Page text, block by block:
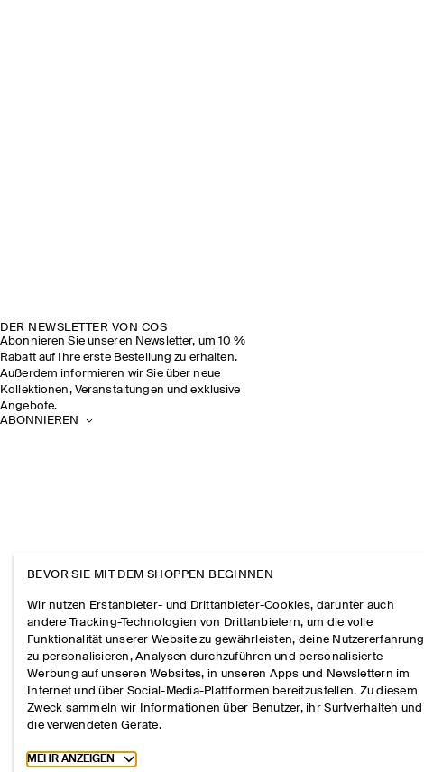
DER NEWSLETTER VON COS
Abonnieren Sie unseren Newsletter, um 10 %
Rabatt auf Ihre erste Bestellung zu erhalten.
Außerdem informieren wir Sie über neue
Kollektionen, Veranstaltungen und exklusive
Angebote.
ABONNIEREN
BEVOR SIE MIT DEM SHOPPEN BEGINNEN
Wir nutzen Erstanbieter- und Drittanbieter-Cookies, darunter auch
andere Tracking-Technologien von Drittanbietern, um die volle
Funktionalität unserer Website zu gewährleisten, deine Nutzererfahrung
zu personalisieren, Analysen durchzuführen und personalisierte
Werbung auf unseren Websites, in unseren Apps und Newslettern im
Internet und über Social-Media-Plattformen bereitzustellen. Zu diesem
Zweck sammeln wir Informationen über Benutzer, ihr Surfverhalten und
die verwendeten Geräte.
Toggle more cookie information
MEHR ANZEIGEN